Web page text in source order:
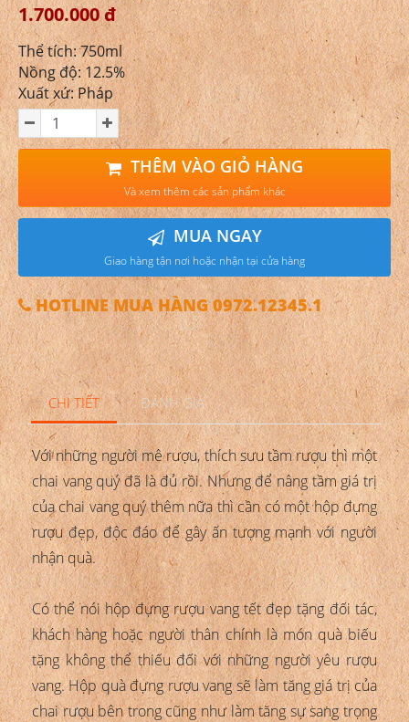
1.700.000 đ
Thể tích: 750ml
Nồng độ: 12.5%
Xuất xứ: Pháp
THÊM VÀO GIỎ HÀNG
Và xem thêm các sản phẩm khác
MUA NGAY
Giao hàng tận nơi hoặc nhận tại cửa hàng
HOTLINE MUA HÀNG 0972.12345.1
CHI TIẾT ĐÁNH GIÁ
Với những người mê rượu, thích sưu tầm rượu thì một
chai vang quý đã là đủ rồi. Nhưng để nâng tầm giá trị
của chai vang quý thêm nữa thì cần có một hộp đựng
rượu đẹp, độc đáo để gây ấn tượng mạnh với người
nhận quà.
Có thể nói hộp đựng rượu vang tết đẹp tặng đối tác,
khách hàng hoặc người thân chính là món quà biếu
tặng không thể thiếu đối với những người yêu rượu
vang. Hộp quà đựng rượu vang sẽ làm tăng giá trị của
chai rượu bên trong cũng như làm tăng sự sang trọng